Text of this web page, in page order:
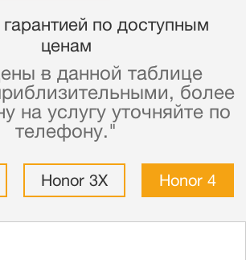
по доступным
ценам
в данной таблице
более
на услугу уточняйте по
телефону."
Honor 3X Honor 4